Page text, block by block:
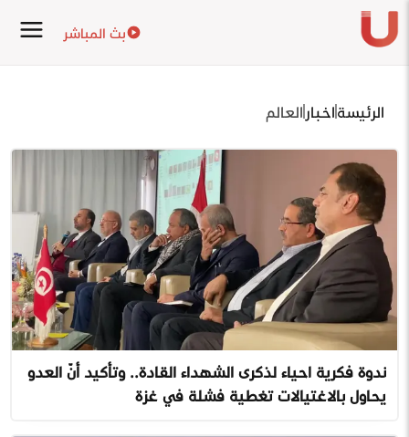
بث المباشر
الرئيسةاخبار العالم
ندوة فكرية احياء لذكرى الشهداء القادة.. وتأكيد أنّ العدو
يحاول بالاغتيالات تغطية فشلة في غزة